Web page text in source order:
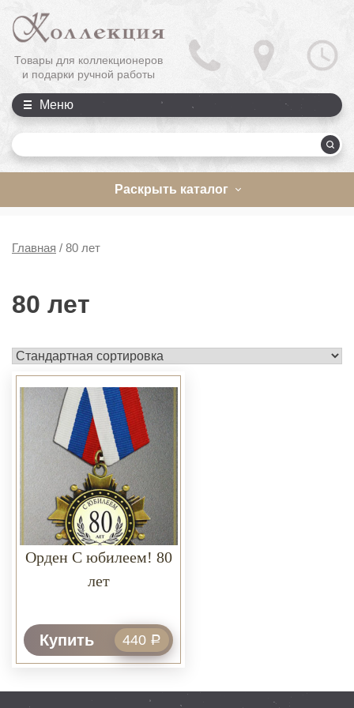
Товары для коллекционеров
и подарки ручной работы
Меню
Раскрыть каталог
Главная / 80 лет
80 лет
Орден С юбилеем! 80
лет
Купить 440 Р